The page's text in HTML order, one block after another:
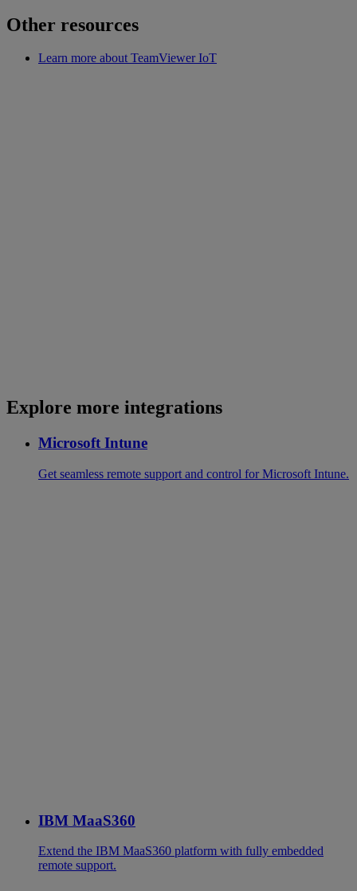
Other resources
Learn more about TeamViewer IoT
Explore more integrations
Microsoft Intune
Get seamless remote support and control for Microsoft Intune.
IBM MaaS360
Extend the IBM MaaS360 platform with fully embedded
remote support.